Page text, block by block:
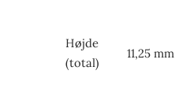
Højde
(total)
11,25 mm